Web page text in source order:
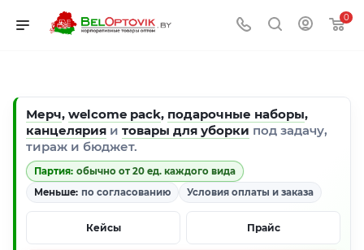
0
Мерч, welcome pack, подарочные наборы,
канцелярия и товары для уборки под задачу,
тираж и бюджет.
Партия: обычно от 20 ед. каждого вида
Меньше: по согласованию Условия оплаты и заказа
Кейсы Прайс